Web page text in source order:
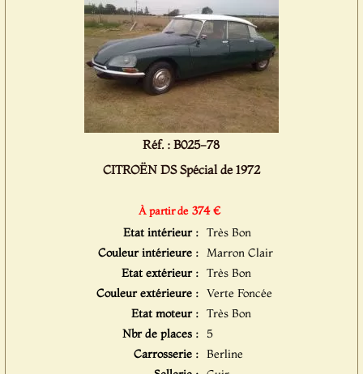
Réf. : B025-78
CITROËN DS Spécial de 1972
À partir de 374 €
Etat intérieur : Très Bon
Couleur intérieure : Marron Clair
Etat extérieur : Très Bon
Couleur extérieure : Verte Foncée
Etat moteur : Très Bon
Nbr de places : 5
Carrosserie : Berline